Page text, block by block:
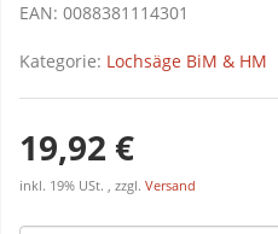
EAN: 0088381114301
Kategorie: Lochsäge BiM & HM
19,92 €
inkl. 19% USt. , zzgl. Versand